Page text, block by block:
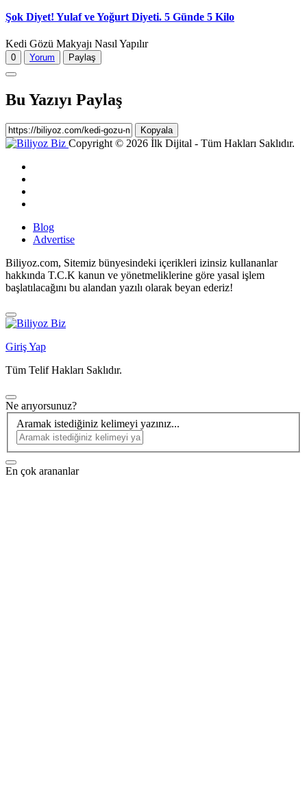
Şok Diyet! Yulaf ve Yoğurt Diyeti. 5 Günde 5 Kilo
Kedi Gözü Makyajı Nasıl Yapılır
0 Yorum Paylaş
Bu Yazıyı Paylaş
Kopyala
Copyright © 2026 İlk Dijital - Tüm Hakları Saklıdır.
Blog
Advertise
Biliyoz.com, Sitemiz bünyesindeki içerikleri izinsiz kullananlar
hakkında T.C.K kanun ve yönetmeliklerine göre yasal işlem
başlatılacağını bu alandan yazılı olarak beyan ederiz!
Giriş Yap
Tüm Telif Hakları Saklıdır.
Ne arıyorsunuz?
Aramak istediğiniz kelimeyi yazınız...
En çok arananlar